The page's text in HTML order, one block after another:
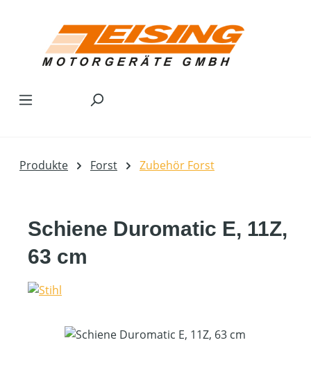
Produkte Forst Zubehör Forst
Schiene Duromatic E, 11Z,
63 cm
Bildergalerie überspringen